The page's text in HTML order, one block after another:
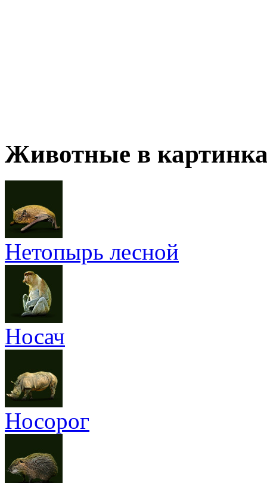
Животные в
Нетопырь лесной
Носач
Носорог